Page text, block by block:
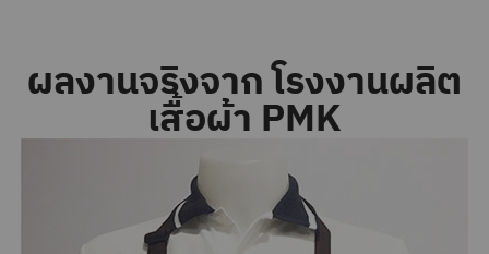
ผลงานจริงจาก โรงงานผลิต
เสื้อผ้า PMK